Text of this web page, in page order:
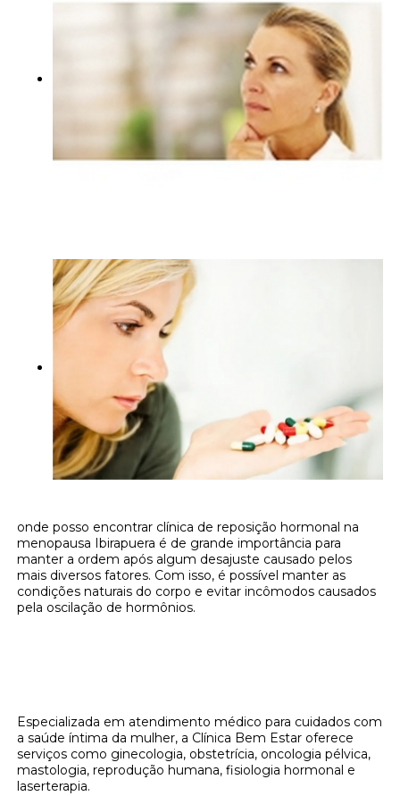
onde posso encontrar clínica de reposição hormonal na
menopausa Ibirapuera é de grande importância para
manter a ordem após algum desajuste causado pelos
mais diversos fatores. Com isso, é possível manter as
condições naturais do corpo e evitar incômodos causados
pela oscilação de hormônios.
Especializada em atendimento médico para cuidados com
a saúde íntima da mulher, a Clínica Bem Estar oferece
serviços como ginecologia, obstetrícia, oncologia pélvica,
mastologia, reprodução humana, fisiologia hormonal e
laserterapia.